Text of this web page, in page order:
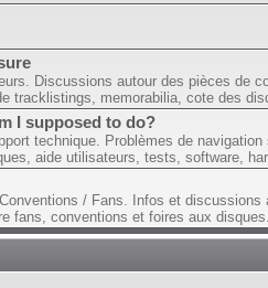
Discussions autour des pièces de
tracklistings, memorabilia, cote des
I supposed to do?
technique. Problèmes de navigation
aide utilisateurs, tests, software,
/ Fans. Infos et discussions
fans, conventions et foires aux